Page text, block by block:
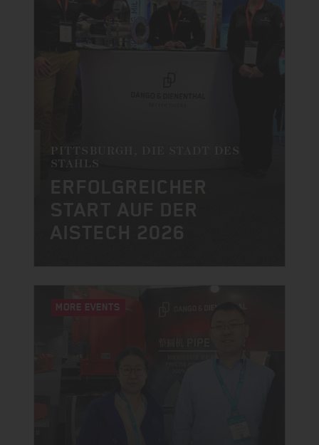
PITTSBURGH, DIE STADT DES
STAHLS
START AUF DER
AISTECH 2026
MORE EVENTS